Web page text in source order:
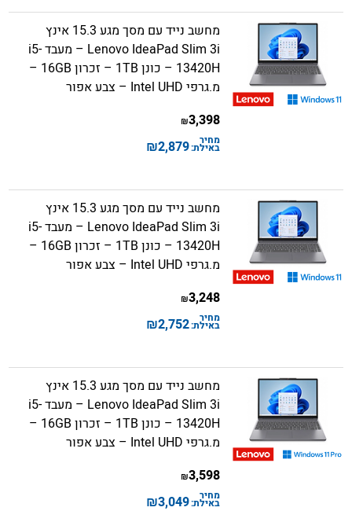
מחשב נייד עם מסך מגע 15.3 אינץ
Lenovo IdeaPad Slim 3i – מעבד i5-
13420H – כונן 1TB – זכרון 16GB –
מ.גרפי Intel UHD – צבע אפור
3,398
₪
מחיר
באילת:2,879
₪
מחשב נייד עם מסך מגע 15.3 אינץ
Lenovo IdeaPad Slim 3i – מעבד i5-
13420H – כונן 1TB – זכרון 16GB –
מ.גרפי Intel UHD – צבע אפור
3,248
₪
מחיר
באילת:2,752
₪
מחשב נייד עם מסך מגע 15.3 אינץ
Lenovo IdeaPad Slim 3i – מעבד i5-
13420H – כונן 1TB – זכרון 16GB –
מ.גרפי Intel UHD – צבע אפור
3,598
₪
מחיר
באילת:3,049
₪